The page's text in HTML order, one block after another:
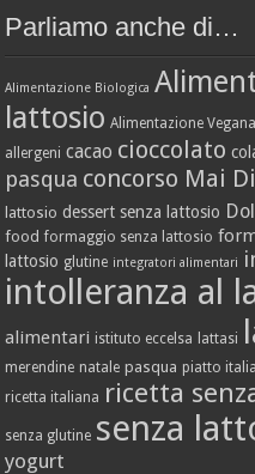
Parliamo anche di…
Alimentazione Biologica
lattosio Alimentazione Vegana
allergeni cacao cioccolato
pasqua concorso Mai
lattosio dessert senza lattosio
food formaggio senza lattosio
lattosio glutine integratori alimentari
intolleranza al
alimentari istituto eccelsa lattasi
merendine natale pasqua piatto
ricetta italiana ricetta
senza glutine senza
yogurt